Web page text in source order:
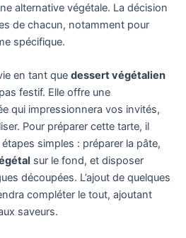
alternative végétale. La décision
de chacun, notamment pour
spécifique.
en tant que dessert végétalien
festif. Elle offre une
qui impressionnera vos invités,
Pour préparer cette tarte, il
simples : préparer la pâte,
sur le fond, et disposer
découpées. L’ajout de quelques
compléter le tout, ajoutant
saveurs.